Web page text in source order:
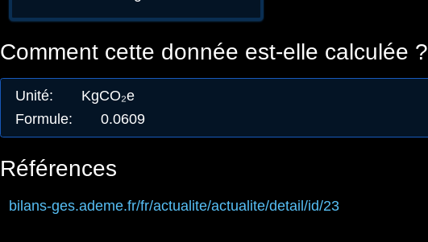
Comment cette donnée est-elle calculée ?
Unité:
KgCO₂e
Formule: 0.0609
Références
bilans-ges.ademe.fr/fr/actualite/actualite/detail/id/23